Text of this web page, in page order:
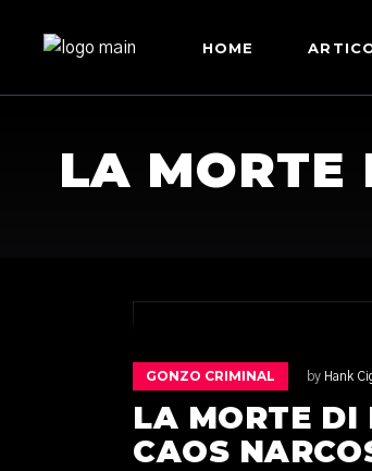
HOME
LA MORTE
GONZO CRIMINAL by Hank
LA MORTE DI
CAOS